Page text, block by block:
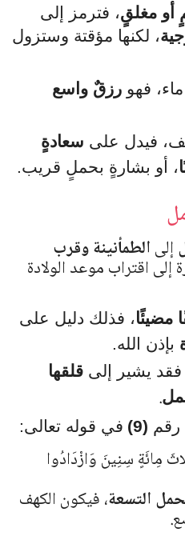
مغلقٍ، فترمز إلى
، لكنها مؤقتة وستزول
فهو رزقٌ واسع
فيدل على سعادةٍ
، أو بشارةٍ بحملٍ قريب.
إلىالطمأنينة وقرب
إلى اقتراب موعد الولادة
مضيئًا، فذلك دليل على
بإذن الله.
فقد يشير إلى قلقها
.
رقم (9) في قوله تعالى:
مِائَةٍ سِنِينَ وَازْدَادُوا
التسعة، فيكون الكهف